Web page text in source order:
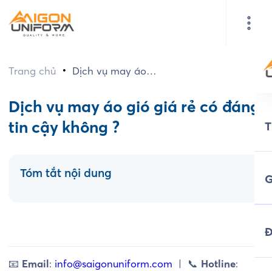
Trang chủ • Dịch vụ may áo
tin cậy không ?
Dịch vụ may áo gió giá rẻ có đáng
tin cậy không ?
Tóm tắt nội dung
📧 Email: info@saigonuniform.com | 📞 Hotline: